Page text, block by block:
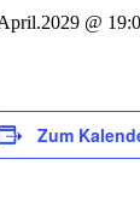
@
Zum